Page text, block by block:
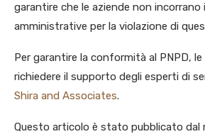
garantire che le aziende non incorrano
amministrative per la violazione di
Per garantire la conformità al PNPD,
richiedere il supporto degli esperti di
Shira and Associates.
Questo articolo è stato pubblicato dal